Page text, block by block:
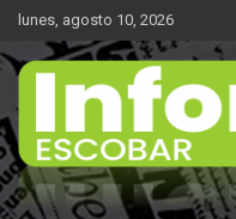
Saltar
contenido
lunes, agosto 10, 2026